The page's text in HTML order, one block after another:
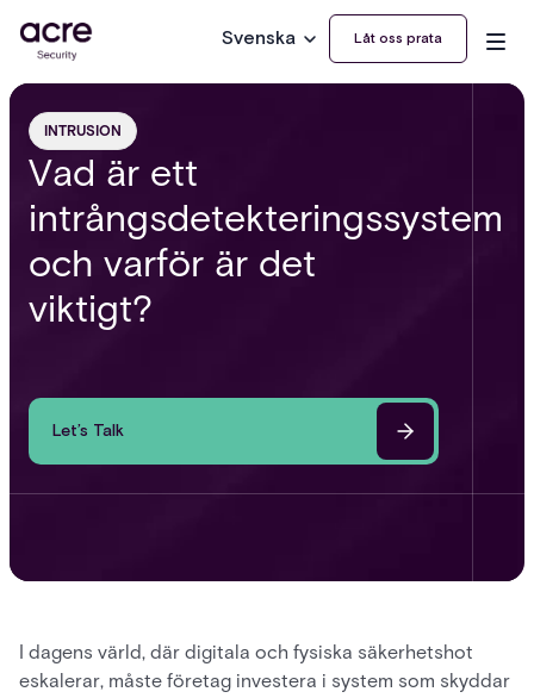
Svenska Låt oss prata
INTRUSION
Vad är ett
intrångsdetekteringssystem
och varför är det
viktigt?
Let’s Talk
I dagens värld, där digitala och fysiska säkerhetshot
eskalerar, måste företag investera i system som skyddar